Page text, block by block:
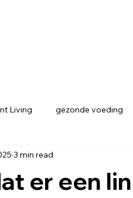
Living gezonde voeding
Intermittend living
er een
3 min read